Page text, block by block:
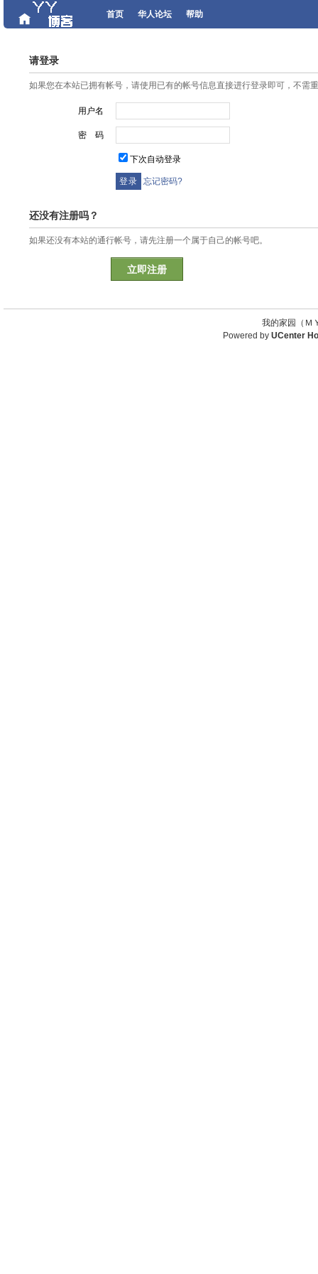
首页 华人论坛 帮助
请登录
如果您在本站已拥有帐号，请使用已有的帐号信息直接进行登录即可，不需
用户名
密 码
下次自动登录
忘记密码?
还没有注册吗？
如果还没有本站的通行帐号，请先注册一个属于自己的帐号吧。
立即注册
我的家园（
Powered by UCenter